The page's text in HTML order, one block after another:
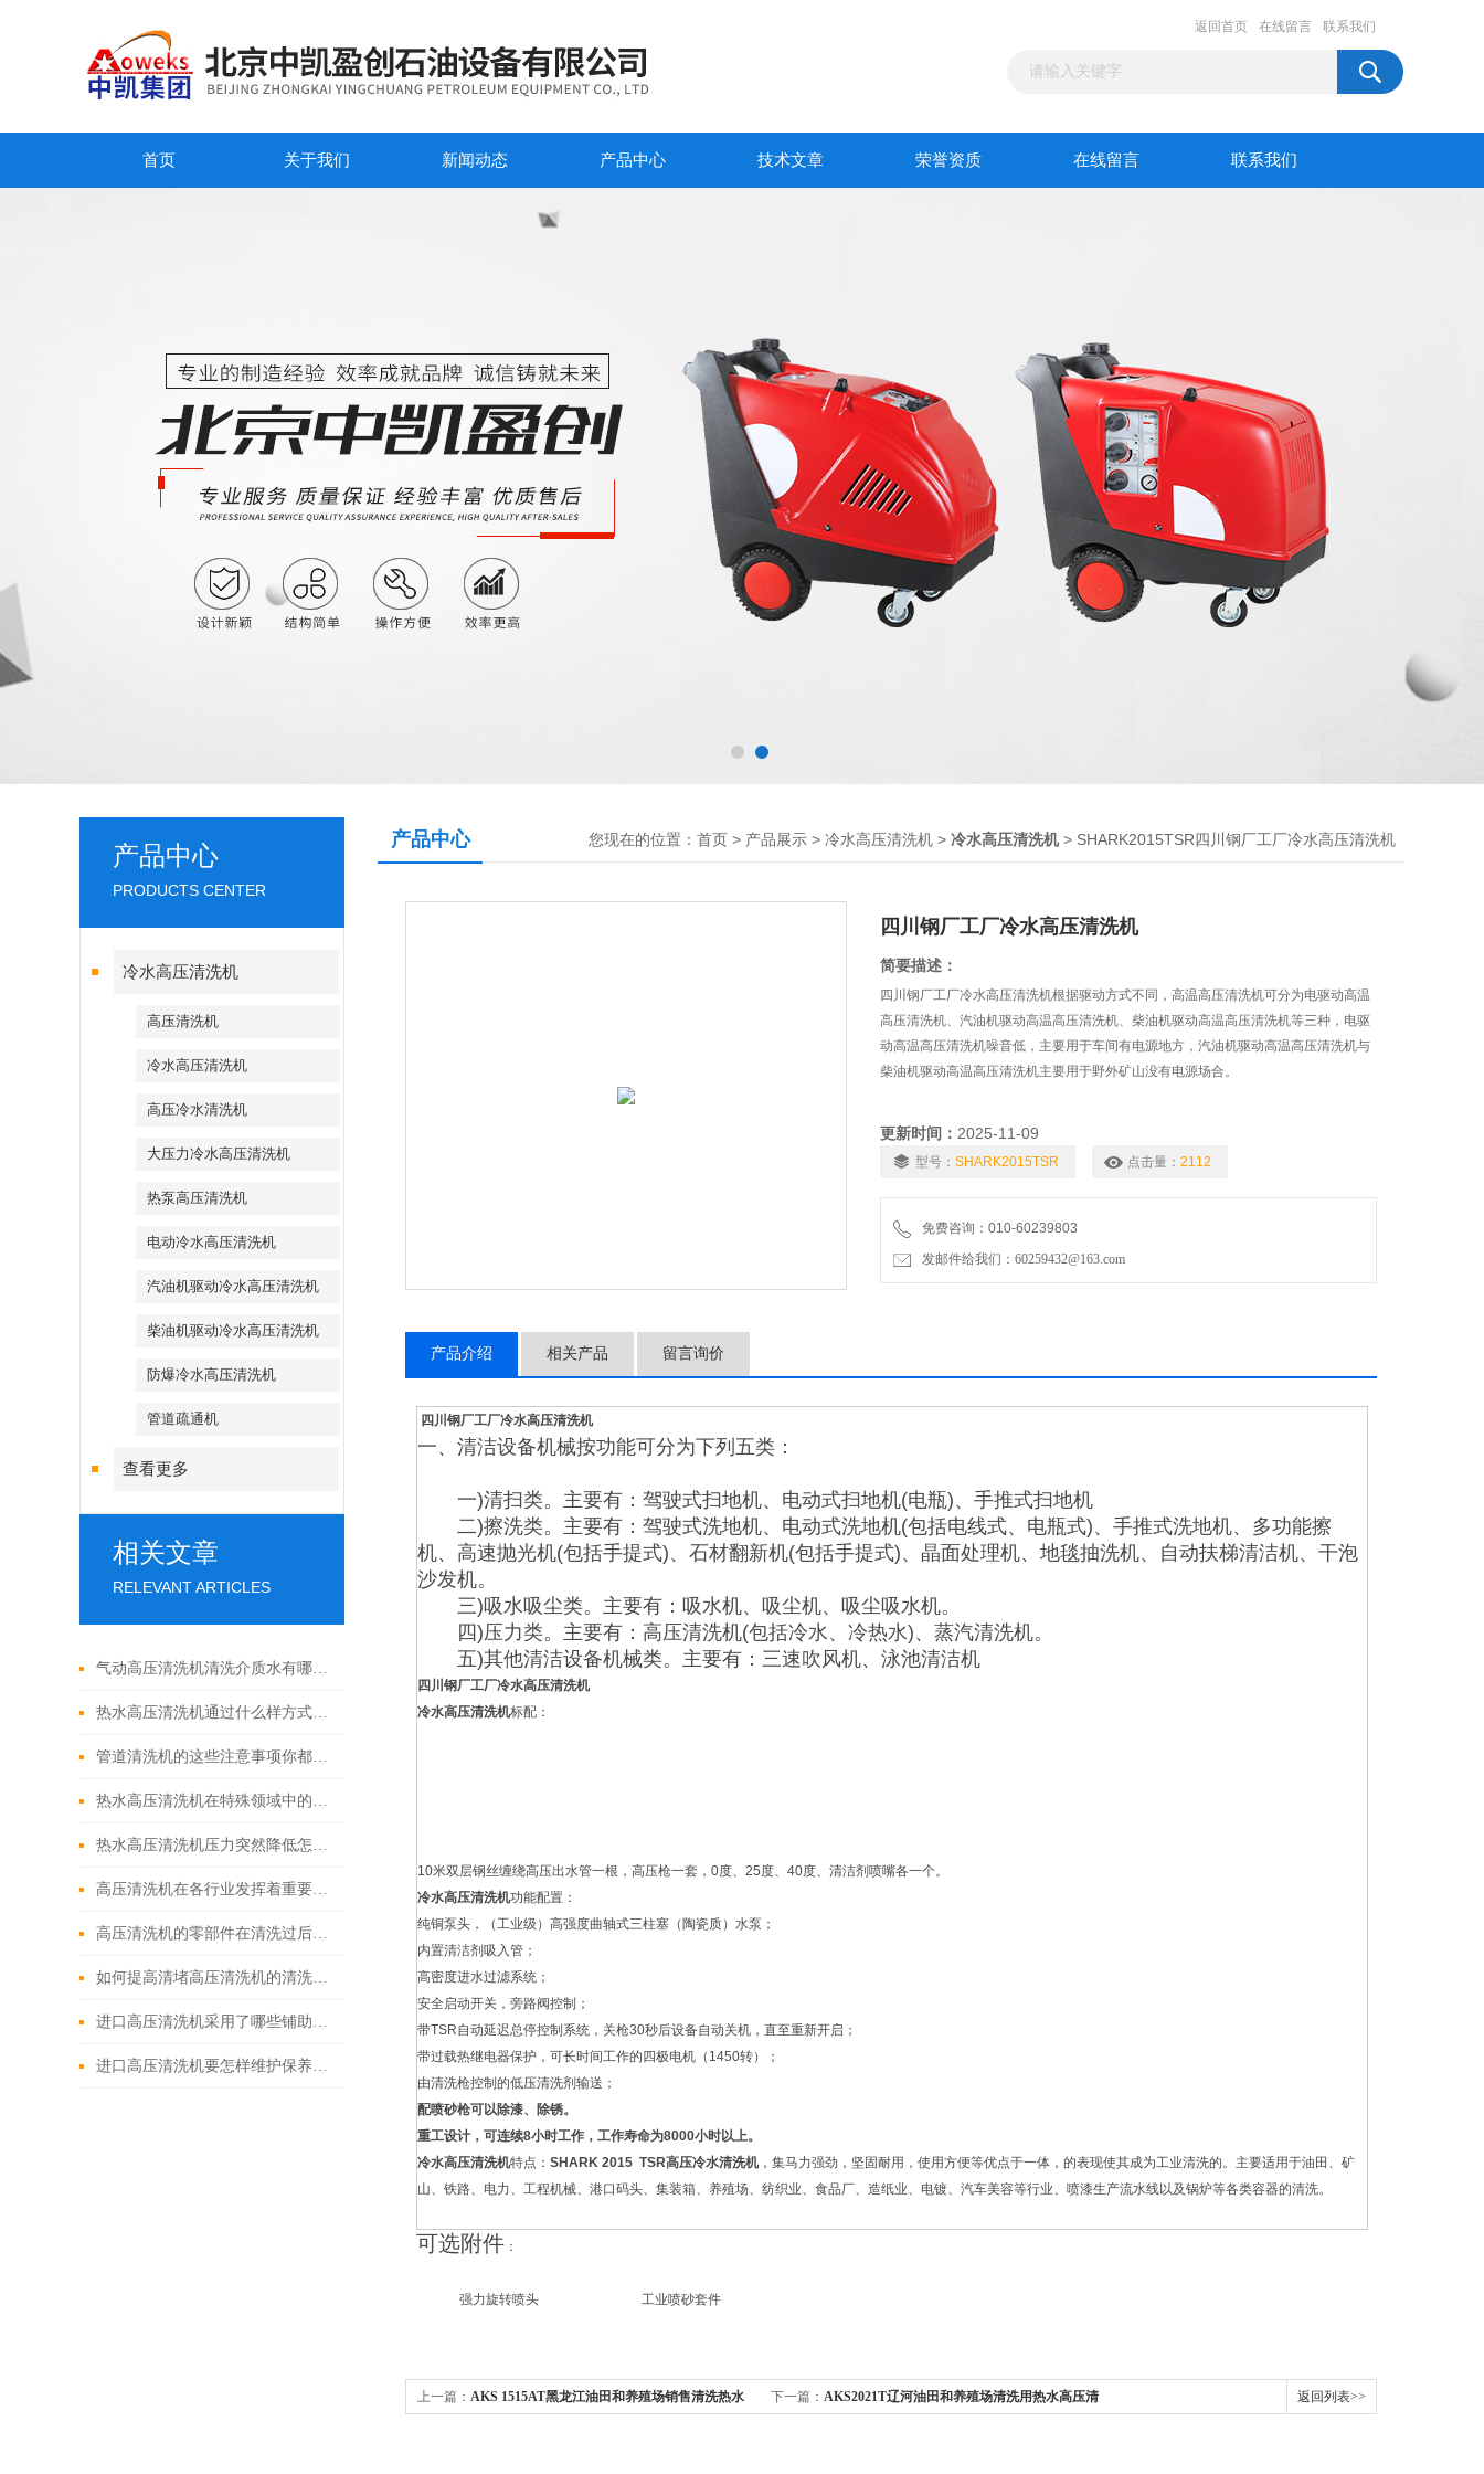
返回首页 在线留言 联系我们
首页 关于我们 新闻动态 产品中心 技术文章 荣誉资质 在线留言 联系我们
产品中心
PRODUCTS CENTER
冷水高压清洗机
高压清洗机
冷水高压清洗机
高压冷水清洗机
大压力冷水高压清洗机
热泵高压清洗机
电动冷水高压清洗机
汽油机驱动冷水高压清洗机
柴油机驱动冷水高压清洗机
防爆冷水高压清洗机
管道疏通机
查看更多
相关文章
RELEVANT ARTICLES
气动高压清洗机清洗介质水有哪些优点
热水高压清洗机通过什么样方式来实现增压呢
管道清洗机的这些注意事项你都落实到位了吗
热水高压清洗机在特殊领域中的应用
热水高压清洗机压力突然降低怎么回事
高压清洗机在各行业发挥着重要的作用
高压清洗机的零部件在清洗过后还需要注意什么
如何提高清堵高压清洗机的清洗效果？
进口高压清洗机采用了哪些铺助系统
进口高压清洗机要怎样维护保养才算合理呢
产品中心 您现在的位置： 首页 > 产品展示 > 冷水高压清洗机 > 冷水高压清洗机> SHARK2015TSR四川钢厂工厂冷水高压清洗机
四川钢厂工厂冷水高压清洗机
简要描述：
四川钢厂工厂冷水高压清洗机根据驱动方式不同，高温高压清洗机可分为电驱动高温
高压清洗机、汽油机驱动高温高压清洗机、柴油机驱动高温高压清洗机等三种，电驱
动高温高压清洗机噪音低，主要用于车间有电源地方，汽油机驱动高温高压清洗机与
柴油机驱动高温高压清洗机主要用于野外矿山没有电源场合。
更新时间： 2025-11-09
型号： SHARK2015TSR 点击量： 2112
免费咨询：010-60239803
发邮件给我们：60259432@163.com
产品介绍 相关产品 留言询价
四川钢厂工厂冷水高压清洗机
一、清洁设备机械按功能可分为下列五类：
一)清扫类。主要有：驾驶式扫地机、电动式扫地机(电瓶)、手推式扫地机
二)擦洗类。主要有：驾驶式洗地机、电动式洗地机(包括电线式、电瓶式)、手推式洗地机、多功能擦
机、高速抛光机(包括手提式)、石材翻新机(包括手提式)、晶面处理机、地毯抽洗机、自动扶梯清洁机、干泡
沙发机。
三)吸水吸尘类。主要有：吸水机、吸尘机、吸尘吸水机。
四)压力类。主要有：高压清洗机(包括冷水、冷热水)、蒸汽清洗机。
五)其他清洁设备机械类。主要有：三速吹风机、泳池清洁机
四川钢厂工厂冷水高压清洗机
冷水高压清洗机标配：
10米双层钢丝缠绕高压出水管一根，高压枪一套，0度、25度、40度、清洁剂喷嘴各一个。
冷水高压清洗机功能配置：
纯铜泵头，（工业级）高强度曲轴式三柱塞（陶瓷质）水泵；
内置清洁剂吸入管；
高密度进水过滤系统；
安全启动开关，旁路阀控制；
带TSR自动延迟总停控制系统，关枪30秒后设备自动关机，直至重新开启；
带过载热继电器保护，可长时间工作的四极电机（1450转）；
由清洗枪控制的低压清洗剂输送；
配喷砂枪可以除漆、除锈。
重工设计，可连续8小时工作，工作寿命为8000小时以上。
冷水高压清洗机特点： SHARK 2015 TSR高压冷水清洗机，集马力强劲，坚固耐用，使用方便等优点于一体，的表现使其成为工业清洗的。主要适用于油田、矿
山、铁路、电力、工程机械、港口码头、集装箱、养殖场、纺织业、食品厂、造纸业、电镀、汽车美容等行业、喷漆生产流水线以及锅炉等各类容器的清洗。
可选附件 ：
强力旋转喷头 工业喷砂套件
上一篇： AKS 1515AT黑龙江油田和养殖场销售清洗热水 下一篇： AKS2021T辽河油田和养殖场清洗用热水高压清 返回列表>>